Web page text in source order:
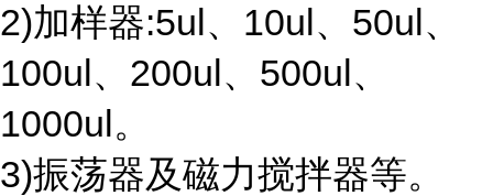
2)加样器:5ul、10ul、50ul、
100ul、200ul、500ul、
1000ul。
3)振荡器及磁力搅拌器等。